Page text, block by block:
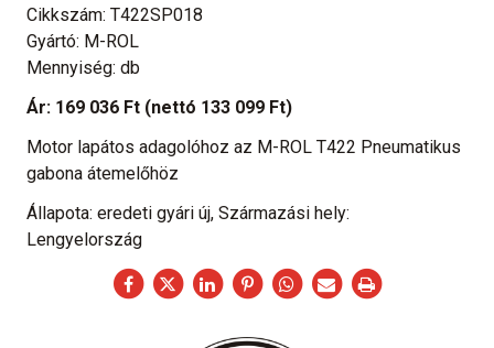
Cikkszám: T422SP018
Gyártó: M-ROL
Mennyiség: db
Ár: 169 036 Ft (nettó 133 099 Ft)
Motor lapátos adagolóhoz az M-ROL T422 Pneumatikus
gabona átemelőhöz
Állapota: eredeti gyári új, Származási hely:
Lengyelország